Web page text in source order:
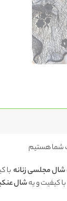
شما هستیم
شال مجلسی زنانه با
با کیفیت و یهشال